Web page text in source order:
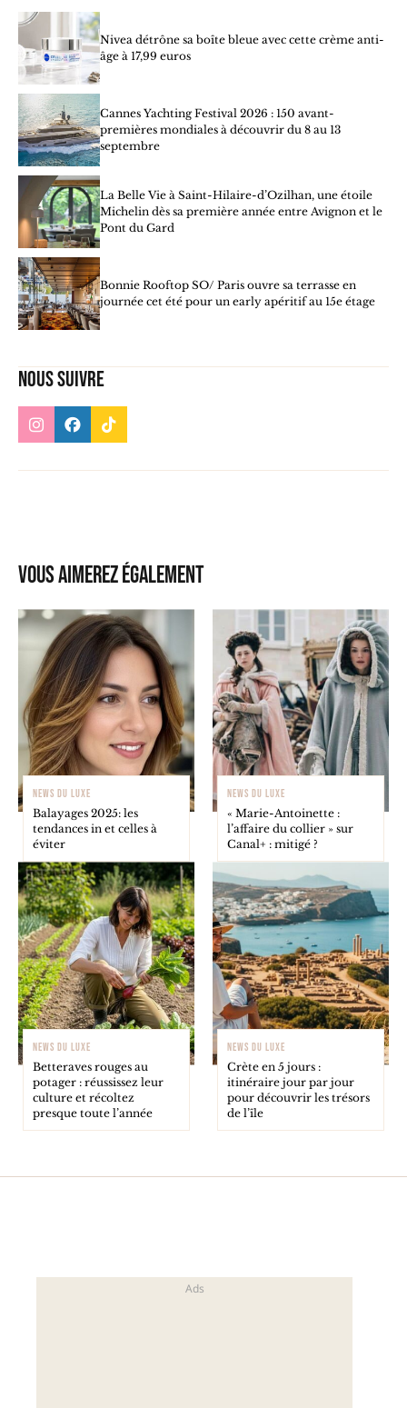
Nivea détrône sa boîte bleue avec cette crème anti-
âge à 17,99 euros
Cannes Yachting Festival 2026 : 150 avant-
premières mondiales à découvrir du 8 au 13
septembre
La Belle Vie à Saint-Hilaire-d’Ozilhan, une étoile
Michelin dès sa première année entre Avignon et le
Pont du Gard
Bonnie Rooftop SO/ Paris ouvre sa terrasse en
journée cet été pour un early apéritif au 15e étage
Nous suivre
Vous aimerez également
NEWS DU LUXE
Balayages 2025: les
tendances in et celles à
éviter
NEWS DU LUXE
« Marie-Antoinette :
l’affaire du collier » sur
Canal+ : mitigé ?
NEWS DU LUXE
Betteraves rouges au
potager : réussissez leur
culture et récoltez
presque toute l’année
NEWS DU LUXE
Crète en 5 jours :
itinéraire jour par jour
pour découvrir les trésors
de l’île